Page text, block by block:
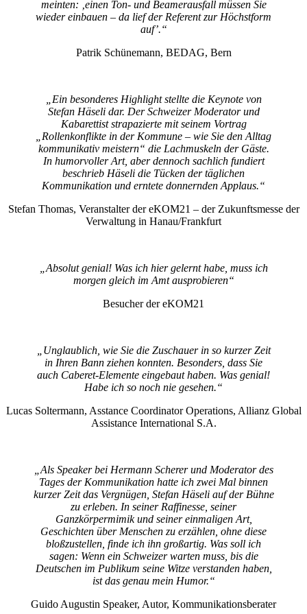
meinten: ‚einen Ton- und Beamerausfall müssen Sie
wieder einbauen – da lief der Referent zur Höchstform
auf’.“
Patrik Schünemann, BEDAG, Bern
„Ein besonderes Highlight stellte die Keynote von
Stefan Häseli dar. Der Schweizer Moderator und
Kabarettist strapazierte mit seinem Vortrag
„Rollenkonflikte in der Kommune – wie Sie den Alltag
kommunikativ meistern“ die Lachmuskeln der Gäste.
In humorvoller Art, aber dennoch sachlich fundiert
beschrieb Häseli die Tücken der täglichen
Kommunikation und erntete donnernden Applaus.“
Stefan Thomas, Veranstalter der eKOM21 – der Zukunftsmesse der
Verwaltung in Hanau/Frankfurt
„Absolut genial! Was ich hier gelernt habe, muss ich
morgen gleich im Amt ausprobieren“
Besucher der eKOM21
„Unglaublich, wie Sie die Zuschauer in so kurzer Zeit
in Ihren Bann ziehen konnten. Besonders, dass Sie
auch Caberet-Elemente eingebaut haben. Was genial!
Habe ich so noch nie gesehen.“
Lucas Soltermann, Asstance Coordinator Operations, Allianz Global
Assistance International S.A.
„Als Speaker bei Hermann Scherer und Moderator des
Tages der Kommunikation hatte ich zwei Mal binnen
kurzer Zeit das Vergnügen, Stefan Häseli auf der Bühne
zu erleben. In seiner Raffinesse, seiner
Ganzkörpermimik und seiner einmaligen Art,
Geschichten über Menschen zu erzählen, ohne diese
bloßzustellen, finde ich ihn großartig. Was soll ich
sagen: Wenn ein Schweizer warten muss, bis die
Deutschen im Publikum seine Witze verstanden haben,
ist das genau mein Humor.“
Guido Augustin Speaker, Autor, Kommunikationsberater